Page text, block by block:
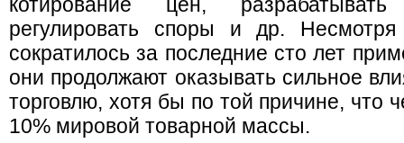
регулировать споры и др.
сократилось за последние сто лет
они продолжают оказывать сильное
торговлю, хотя бы по той причине, что
10% мировой товарной массы.